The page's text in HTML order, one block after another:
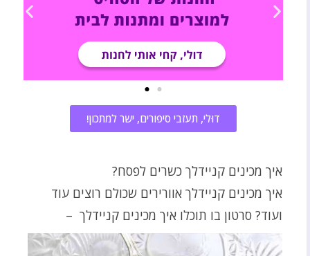
דוּלי, תעזבי סיפורים, ישר למתכון!
איך מכינים קניידלך כשרים לפסח?
איך מכינים קניידלך אוורירים שכולם רוצים עוד
ועוד? סרטון בו תוכלו איך מכינים קניידלך –